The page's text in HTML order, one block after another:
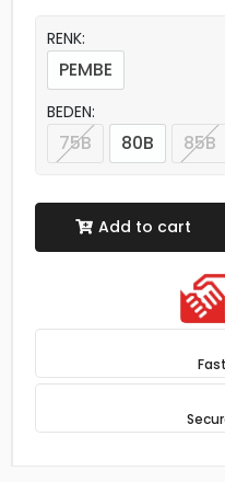
RENK:
PEMBE
BEDEN:
75B 80B 85B
Add to cart